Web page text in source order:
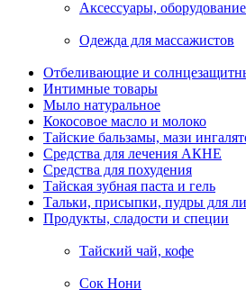
Аксессуары,
Одежда для массажистов
Отбеливающие и
Интимные товары
Мыло натуральное
Кокосовое масло и молоко
Тайские бальзамы, мази
Средства для лечения АКНЕ
Средства для похудения
Тайская зубная паста и гель
Тальки, присыпки, пудры для
Продукты, сладости и специи
Тайский чай, кофе
Сок Нони